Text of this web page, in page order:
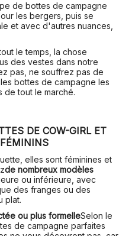
de bottes de campagne
les bergers, puis se
et avec d'autres nuances,
le temps, la chose
des vestes dans notre
pas, ne souffrez pas de
bottes de campagne les
de tout le marché.
DE COW-GIRL ET
elles sont féminines et
de nombreux modèles
ou inférieure, avec
des franges ou des
plat.
ou plus formelleSelon le
de campagne parfaites